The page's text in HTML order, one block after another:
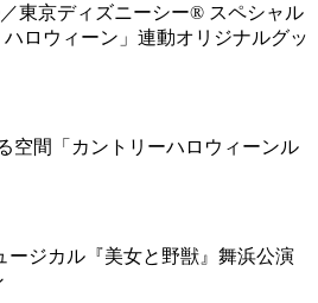
東京ディズニーシー® スペシャル
ロウィーン」連動オリジナルグッ
空間「カントリーハロウィーンル
ージカル『美女と野獣』舞浜公演